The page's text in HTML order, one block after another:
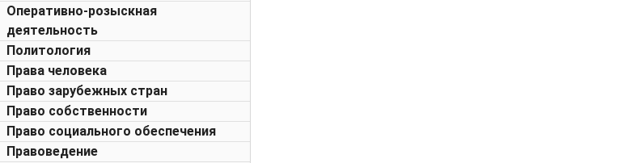
Оперативно-розыскная
деятельность
Политология
Права человека
Право зарубежных стран
Право собственности
Право социального обеспечения
Правоведение